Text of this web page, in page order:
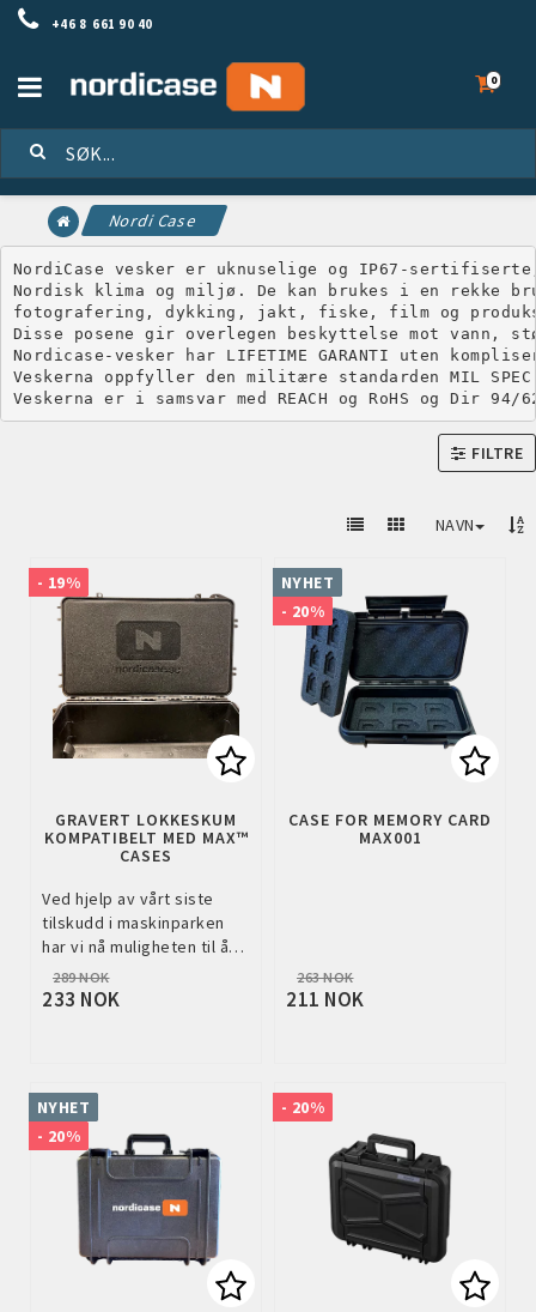
+46 8 661 90 40
0
Toggle
navigation
Nordi Case
NordiCase vesker er uknuselige og IP67-
Nordisk klima og miljø. De kan brukes i en rekke
fotografering, dykking, jakt, fiske, film og
Disse posene gir overlegen beskyttelse mot vann,
Nordicase-vesker har LIFETIME GARANTI uten
Veskerna oppfyller den militære standarden MIL SPEC
Veskerna er i samsvar med REACH og RoHS og Dir 94/
FILTRE
NAVN
- 19%
Add to list of favorites
GRAVERT LOKKESKUM
KOMPATIBELT MED MAX™
CASES
Ved hjelp av vårt siste
tilskudd i maskinparken
har vi nå muligheten til å…
289 NOK
233 NOK
NYHET
- 20%
Add
CASE FOR MEMORY CARD
MAX001
263 NOK
211 NOK
NYHET
- 20%
- 20%